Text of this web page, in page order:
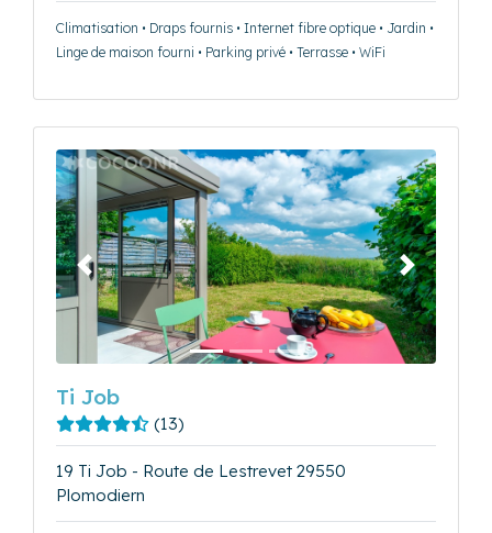
Climatisation • Draps fournis • Internet fibre optique • Jardin •
Linge de maison fourni • Parking privé • Terrasse • WiFi
Précédent Suivant
Ti Job
(13)
19 Ti Job - Route de Lestrevet 29550
Plomodiern